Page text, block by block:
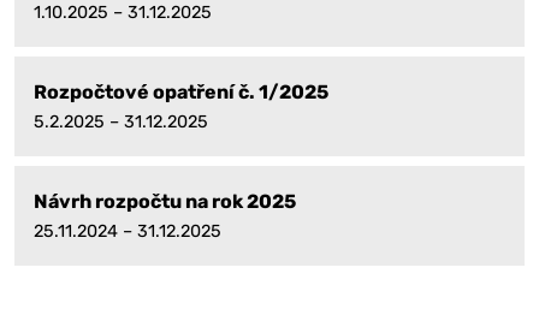
1.10.2025 – 31.12.2025
Rozpočtové opatření č. 1/2025
5.2.2025 – 31.12.2025
Návrh rozpočtu na rok 2025
25.11.2024 – 31.12.2025